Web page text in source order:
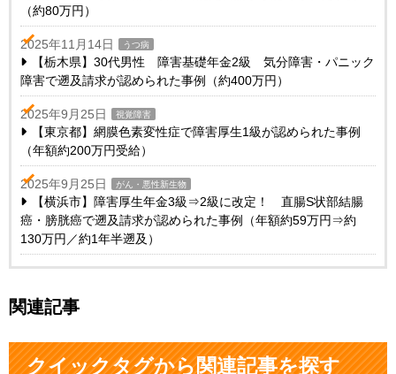
（約80万円）
2025年11月14日 うつ病
【栃木県】30代男性 障害基礎年金2級 気分障害・パニック
障害で遡及請求が認められた事例（約400万円）
2025年9月25日 視覚障害
【東京都】網膜色素変性症で障害厚生1級が認められた事例
（年額約200万円受給）
2025年9月25日 がん・悪性新生物
【横浜市】障害厚生年金3級⇒2級に改定！ 直腸S状部結腸
癌・膀胱癌で遡及請求が認められた事例（年額約59万円⇒約
130万円／約1年半遡及）
関連記事
クイックタグから関連記事を探す